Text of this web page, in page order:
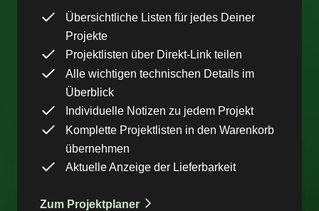
Übersichtliche Listen für jedes Deiner
Projekte
Projektlisten über Direkt-Link teilen
Alle wichtigen technischen Details im
Überblick
Individuelle Notizen zu jedem Projekt
Komplette Projektlisten in den Warenkorb
übernehmen
Aktuelle Anzeige der Lieferbarkeit
Zum Projektplaner